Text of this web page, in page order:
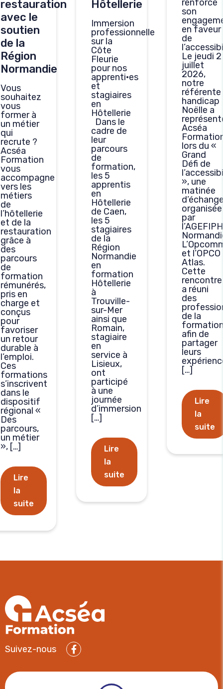
restauration
avec le
soutien
de la
Région
Normandie
Vous
souhaitez
vous
former à
un métier
qui
recrute ?
Acséa
Formation
vous
accompagne
vers les
métiers
de
l’hôtellerie
et de la
restauration
grâce à
des
parcours
de
formation
rémunérés,
pris en
charge et
conçus
pour
favoriser
un retour
durable à
l’emploi.
Ces
formations
s’inscrivent
dans le
dispositif
régional «
Des
parcours,
un métier
», […]
Lire
la
suite
Hôtellerie
Immersion
professionnelle
sur la
Côte
Fleurie
pour nos
apprenti·es
et
stagiaires
en
Hôtellerie
Dans le
cadre de
leur
parcours
de
formation,
les 5
apprentis
en
Hôtellerie
de Caen,
les 5
stagiaires
de la
Région
Normandie
en
formation
Hôtellerie
à
Trouville-
sur-Mer
ainsi que
Romain,
stagiaire
en
service à
Lisieux,
ont
participé
à une
journée
d’immersion
[…]
Lire
la
suite
renforce
son
en faveur
de
Le jeudi 2
juillet
2026,
notre
référente
handicap
Noëlle a
Acséa
lors du «
Grand
Défi de
», une
matinée
organisée
par
l’AGEFIPH
et l’OPCO
Atlas.
Cette
rencontre
a réuni
des
de la
afin de
partager
leurs
[…]
Lire
la
suite
Suivez-nous
Facebook